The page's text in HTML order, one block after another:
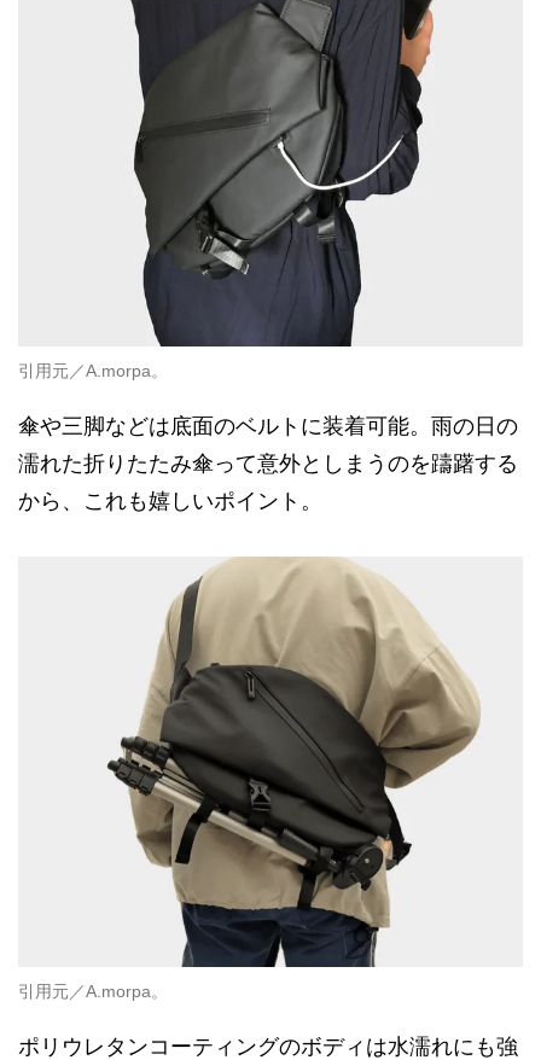
引用元／A.morpa。
傘や三脚などは底面のベルトに装着可能。雨の日の
濡れた折りたたみ傘って意外としまうのを躊躇する
から、これも嬉しいポイント。
引用元／A.morpa。
ポリウレタンコーティングのボディは水濡れにも強